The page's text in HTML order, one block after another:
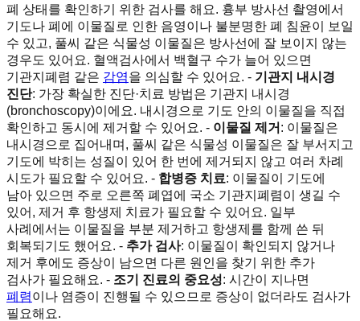
폐 상태를 확인하기 위한 검사를 해요. 흉부 방사선 촬영에서
기도나 폐에 이물질로 인한 음영이나 불분명한 폐 침윤이 보일
수 있고, 풀씨 같은 식물성 이물질은 방사선에 잘 보이지 않는
경우도 있어요. 혈액검사에서 백혈구 수가 늘어 있으면
기관지폐렴 같은 감염을 의심할 수 있어요. - 기관지 내시경
진단: 가장 확실한 진단·치료 방법은 기관지 내시경
(bronchoscopy)이에요. 내시경으로 기도 안의 이물질을 직접
확인하고 동시에 제거할 수 있어요. - 이물질 제거 : 이물질은
내시경으로 집어내며, 풀씨 같은 식물성 이물질은 잘 부서지고
기도에 박히는 성질이 있어 한 번에 제거되지 않고 여러 차례
시도가 필요할 수 있어요. - 합병증 치료: 이물질이 기도에
남아 있으면 주로 오른쪽 폐엽에 국소 기관지폐렴이 생길 수
있어, 제거 후 항생제 치료가 필요할 수 있어요. 일부
사례에서는 이물질을 부분 제거하고 항생제를 함께 쓴 뒤
회복되기도 했어요. - 추가 검사: 이물질이 확인되지 않거나
제거 후에도 증상이 남으면 다른 원인을 찾기 위한 추가
검사가 필요해요. - 조기 진료의 중요성: 시간이 지나면
폐렴이나 염증이 진행될 수 있으므로 증상이 없더라도 검사가
필요해요.